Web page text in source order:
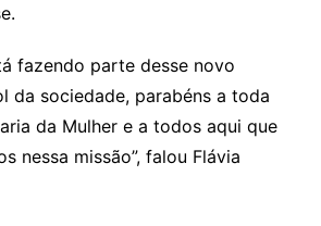
fazendo parte desse novo
da sociedade, parabéns a toda
da Mulher e a todos aqui que
nessa missão”, falou Flávia